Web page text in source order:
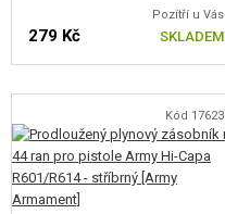
Pozítří u Vás
279 Kč SKLADEM
Kód 17623